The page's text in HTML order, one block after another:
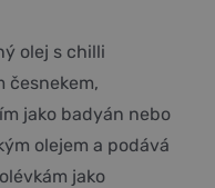
olej s chilli
česnekem,
jako badyán nebo
olejem a podává
jako